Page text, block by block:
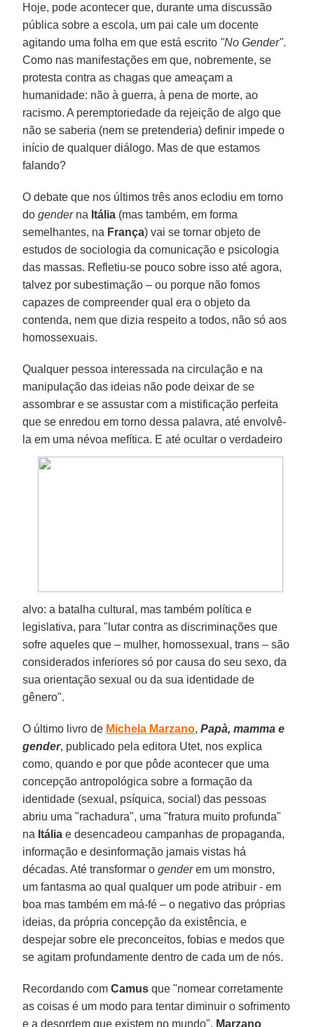
Hoje, pode acontecer que, durante uma discussão
pública sobre a escola, um pai cale um docente
agitando uma folha em que está escrito "No Gender".
Como nas manifestações em que, nobremente, se
protesta contra as chagas que ameaçam a
humanidade: não à guerra, à pena de morte, ao
racismo. A peremptoriedade da rejeição de algo que
não se saberia (nem se pretenderia) definir impede o
início de qualquer diálogo. Mas de que estamos
falando?
O debate que nos últimos três anos eclodiu em torno
dogenderna Itália (mas também, em forma
semelhantes, na França) vai se tornar objeto de
estudos de sociologia da comunicação e psicologia
das massas. Refletiu-se pouco sobre isso até agora,
talvez por subestimação – ou porque não fomos
capazes de compreender qual era o objeto da
contenda, nem que dizia respeito a todos, não só aos
homossexuais.
Qualquer pessoa interessada na circulação e na
manipulação das ideias não pode deixar de se
assombrar e se assustar com a mistificação perfeita
que se enredou em torno dessa palavra, até envolvê-
la em uma névoa mefítica. E até ocultar o verdadeiro
alvo: a batalha cultural, mas também política e
legislativa, para "lutar contra as discriminações que
sofre aqueles que – mulher, homossexual, trans – são
considerados inferiores só por causa do seu sexo, da
sua orientação sexual ou da sua identidade de
gênero".
O último livro de Michela Marzano,Papà, mamma e
gender, publicado pela editora Utet, nos explica
como, quando e por que pôde acontecer que uma
concepção antropológica sobre a formação da
identidade (sexual, psíquica, social) das pessoas
abriu uma "rachadura", uma "fratura muito profunda"
na Itália e desencadeou campanhas de propaganda,
informação e desinformação jamais vistas há
décadas. Até transformar ogenderem um monstro,
um fantasma ao qual qualquer um pode atribuir - em
boa mas também em má-fé – o negativo das próprias
ideias, da própria concepção da existência, e
despejar sobre ele preconceitos, fobias e medos que
se agitam profundamente dentro de cada um de nós.
Recordando comCamus que "nomear corretamente
as coisas é um modo para tentar diminuir o sofrimento
e a desordem que existem no mundo". Marzano